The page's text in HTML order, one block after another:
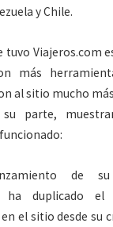
y Chile.
tuvo Viajeros.com
más
al sitio mucho
parte,
de su
ha duplicado
el sitio desde su